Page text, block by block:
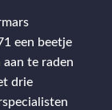
een beetje
te raden
drie